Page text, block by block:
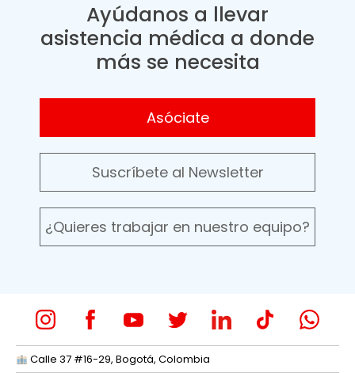
Ayúdanos a llevar
asistencia médica a donde
más se necesita
Asóciate
Suscríbete al Newsletter
¿Quieres trabajar en nuestro equipo?
Calle 37 #16-29, Bogotá, Colombia